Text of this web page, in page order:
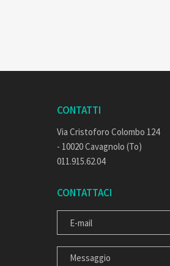
CONTATTI
Via Cristoforo Colombo 124
- 10020 Cavagnolo (To)
011.915.62.04
CONTATTACI
E-MAIL
MESSAGGIO